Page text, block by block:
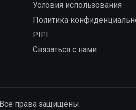
Условия использования
Политика
PIPL
Связаться с нами
права защищены.